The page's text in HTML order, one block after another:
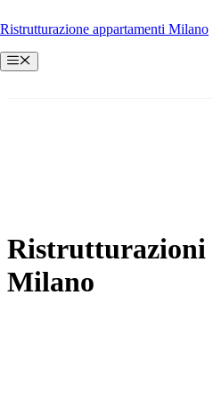
al
Ristrutturazione appartamenti Milano
Menu
Ristrutturazioni
Milano